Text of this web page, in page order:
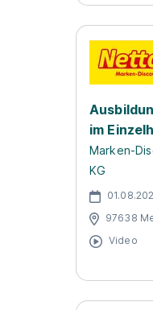
im
Marken-
KG
97638
Video